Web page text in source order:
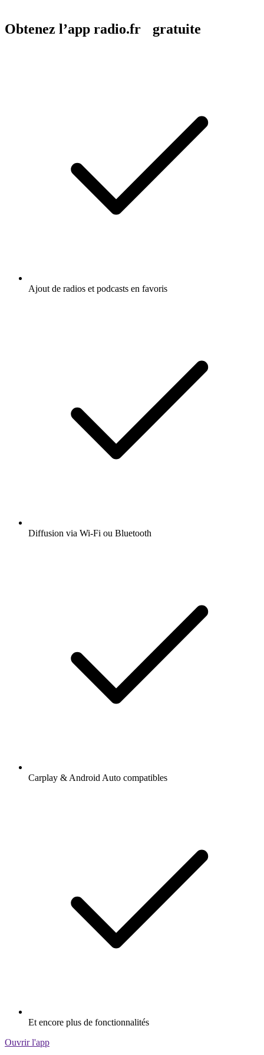
Obtenez l’app radio.fr gratuite
Ajout de radios et podcasts en favoris
Diffusion via Wi-Fi ou Bluetooth
Carplay & Android Auto compatibles
Et encore plus de fonctionnalités
Ouvrir l'app